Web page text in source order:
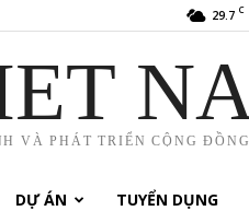
29.7 C
VÀ PHÁT TRIỂN CỘNG
DỰ ÁN TUYỂN DỤNG